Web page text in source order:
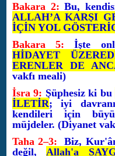
Bakara 2: Bu,
ALLAH’A KARŞI
İÇİN YOL
Bakara 5: İşte
HİDAYET
ERENLER DE
vakfı meali)
İsra 9: Şüphesiz ki bu
İLETİR; iyi
kendileri için
müjdeler. (Diyanet
Taha 2–3: Biz,
değil,Allah'a